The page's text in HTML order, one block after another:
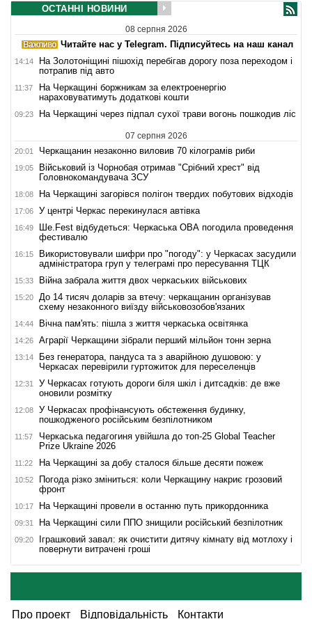
ОСТАННІ НОВИНИ
08 серпня 2026
Читайте нас у Telegram. Підписуйтесь на наш канал
14:14
На Золотоніщині пішохід перебігав дорогу поза переходом і
потрапив під авто
11:37
На Черкащині боржникам за електроенергію
нараховуватимуть додаткові кошти
09:23 На Черкащині через підпал сухої трави вогонь пошкодив ліс
07 серпня 2026
20:01 Черкащанин незаконно виловив 70 кілограмів риби
19:05
Військовий із Чорнобая отримав "Срібний хрест" від
Головнокомандувача ЗСУ
18:08 На Черкащині загорівся полігон твердих побутових відходів
17:06 У центрі Черкас перекинулася автівка
16:49
Ше.Fest відбудеться: Черкаська ОВА погодила проведення
фестивалю
16:15
Використовували шифри про "погоду": у Черкасах засудили
адміністратора груп у телеграмі про пересування ТЦК
15:33 Війна забрала життя двох черкаських військових
15:20
До 14 тисяч доларів за втечу: черкащанин організував
схему незаконного виїзду військовозобов'язаних
14:44 Вічна пам'ять: пішла з життя черкаська освітянка
14:26 Аграрії Черкащини зібрали перший мільйон тонн зерна
13:14
Без генератора, пандуса та з аварійною душовою: у
Черкасах перевірили гуртожиток для переселенців
12:31
У Черкасах готують дороги біля шкіл і дитсадків: де вже
оновили розмітку
12:08
У Черкасах профінансують обстеження будинку,
пошкодженого російським безпілотником
11:57
Черкаська педагогиня увійшла до топ-25 Global Teacher
Prize Ukraine 2026
11:22 На Черкащині за добу сталося більше десяти пожеж
10:52
Погода різко зміниться: коли Черкащину накриє грозовий
фронт
10:17 На Черкащині провели в останню путь прикордонника
09:31 На Черкащині сили ППО знищили російський безпілотник
09:20
Іграшковий завал: як очистити дитячу кімнату від мотлоху і
повернути витрачені гроші
Про проект Відповідальність Контакти